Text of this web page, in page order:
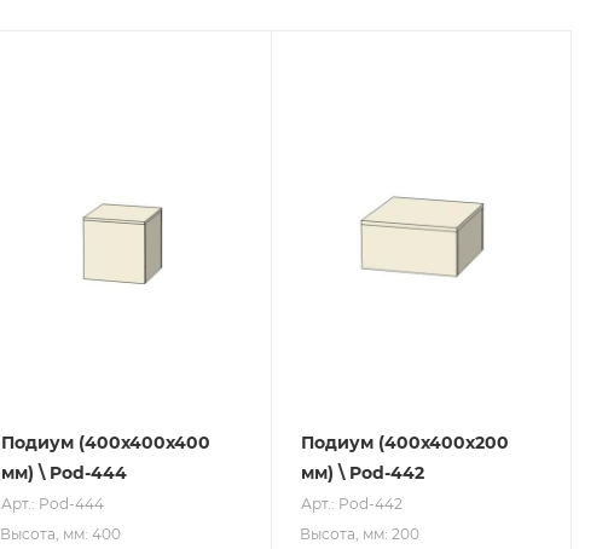
Подиум (400х400х400
мм) \ Pod-444
Арт.: Pod-444
Высота, мм: 400
Подиум (400х400х200
мм) \ Pod-442
Арт.: Pod-442
Высота, мм: 200